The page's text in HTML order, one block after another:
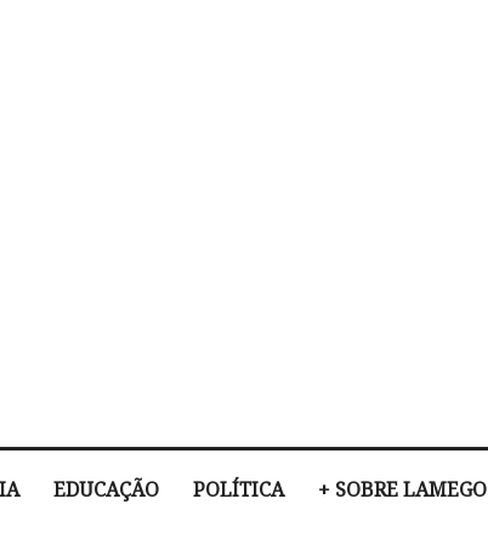
EDUCAÇÃO POLÍTICA + SOBRE LAMEGO